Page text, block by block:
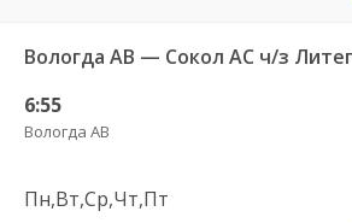
Вологда АВ — Сокол АС ч/з
6:55
Вологда АВ
Пн,Вт,Ср,Чт,Пт